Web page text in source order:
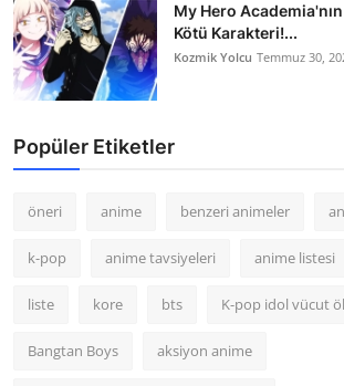
My Hero
Kötü Karakteri!...
Kozmik Yolcu Temmuz 30,
Popüler Etiketler
öneri anime benzeri animeler
k-pop anime tavsiyeleri anime listesi
liste kore bts K-pop idol vücut
Bangtan Boys aksiyon anime